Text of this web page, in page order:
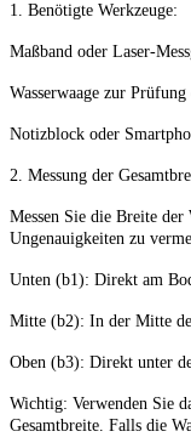
1. Benötigte Werkzeuge:
Maßband oder Laser-
Wasserwaage zur
Notizblock oder
2. Messung der
Messen Sie die Breite
Ungenauigkeiten zu
Unten (b1): Direkt am
Mitte (b2): In der Mitte
Oben (b3): Direkt unter
Wichtig: Verwenden Sie
Gesamtbreite. Falls die